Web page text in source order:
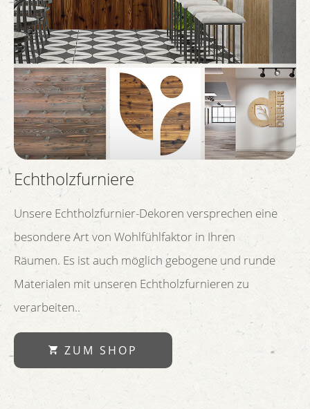
Echtholzfurniere
Unsere Echtholzfurnier-Dekoren versprechen eine
besondere Art von Wohlfühlfaktor in Ihren
Räumen. Es ist auch möglich gebogene und runde
Materialen mit unseren Echtholzfurnieren zu
verarbeiten..
ZUM SHOP